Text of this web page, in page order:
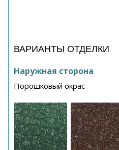
ВАРИАНТЫ ОТДЕЛКИ
Наружная сторона
Порошковый окрас